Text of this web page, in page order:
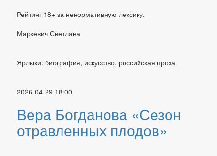
Рейтинг 18+ за ненормативную лексику.
Маркевич Светлана
Ярлыки: биография, искусство, российская проза
2026-04-29 18:00
Вера Богданова «Сезон
отравленных плодов»